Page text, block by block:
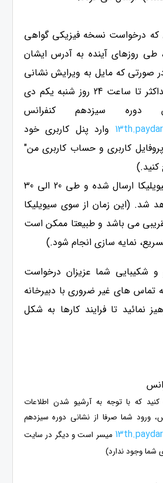
که درخواست نسخه فیزیکی گواهی
طی روزهای آینده به آدرس ایشان
که مایل به ویرایش نشانی
پستی می باشید حداکثر تا ساعت 24 روز شنبه یکم دی
سیزدهم کنفرانس
وارد پنل کاربری خود
کاربری و حساب کاربری من"
- کلیه مقالات به سیویلیکا ارسال شده و طی 20 الی 30
شد. (این زمان از سوی سیویلیکا
می باشد و طبیعتا ممکن است
نمایه سازی انجام شود.)
شکیبایی شما عزیزان درخواست
تماس های غیر ضروری با دبیرخانه
نمائید تا فرایند کارها به شکل
که با توجه به آرشیو شدن اطلاعات
ورود شما صرفا از نشانی دوره سیزدهم
میسر است و دیگر در سایت
شما وجود ندارد)